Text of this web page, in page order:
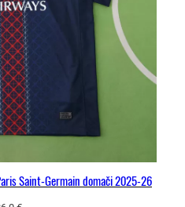
Saint-Germain domači 2025-26